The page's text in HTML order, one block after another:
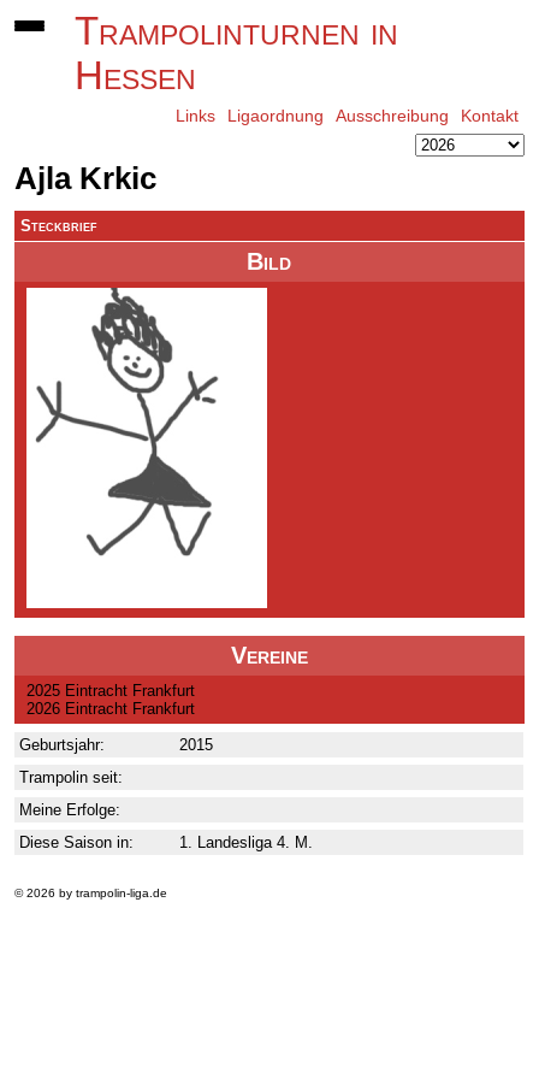
Trampolinturnen in
Hessen
Links Ligaordnung Ausschreibung Kontakt
Ajla Krkic
Bild
Vereine
2025 Eintracht Frankfurt
2026 Eintracht Frankfurt
Steckbrief
Geburtsjahr:
2015
Trampolin seit:
Meine Erfolge:
Diese Saison in:
1. Landesliga 4. M.
© 2026 by trampolin-liga.de